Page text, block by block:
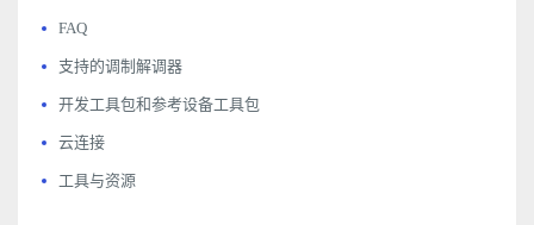
FAQ
支持的调制解调器
开发工具包和参考设备工具包
云连接
工具与资源